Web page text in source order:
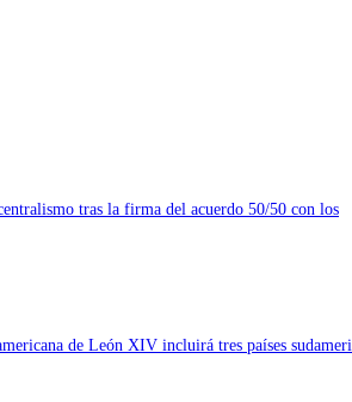
tras la firma del acuerdo 50/50 con los
de León XIV incluirá tres países